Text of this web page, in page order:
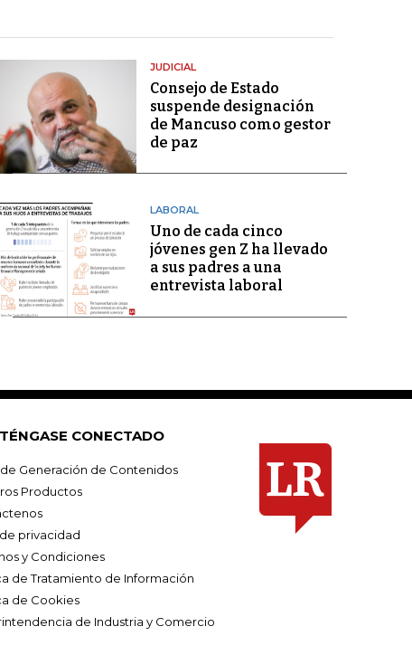
JUDICIAL
Consejo de Estado
suspende designación
de Mancuso como gestor
de paz
LABORAL
Uno de cada cinco
jóvenes gen Z ha llevado
a sus padres a una
entrevista laboral
CONECTADO
Generación de Contenidos
Productos
privacidad
y Condiciones
de Tratamiento de Información
de Cookies
de Industria y Comercio